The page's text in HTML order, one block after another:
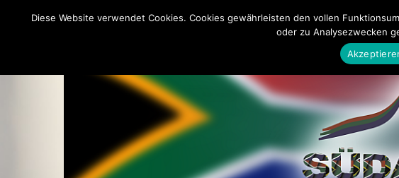
Diese Website verwendet Cookies. Cookies gewährleisten den vollen
oder zu Analysezwecken